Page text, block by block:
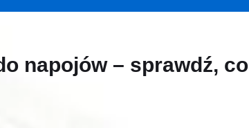
napojów – sprawdź, co